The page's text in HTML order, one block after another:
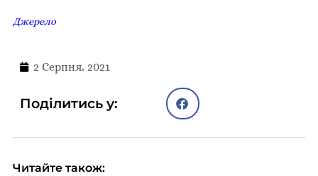
Джерело
2 Серпня, 2021
Поділитись у:
Читайте також: